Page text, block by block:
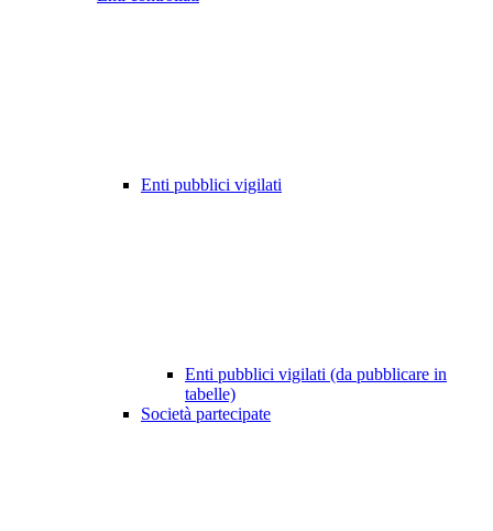
Enti pubblici vigilati
Enti pubblici vigilati (da pubblicare in
tabelle)
Società partecipate